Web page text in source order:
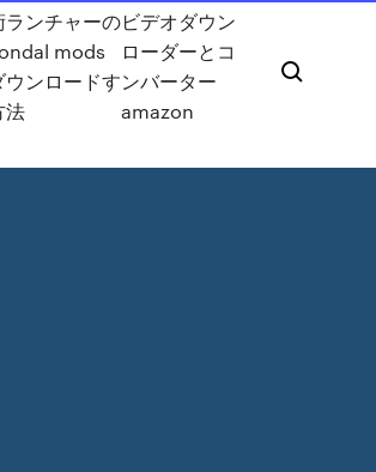
ランチャーの
mods
ウンロードす
法
ビデオダウン
ローダーとコ
ンバーター
amazon